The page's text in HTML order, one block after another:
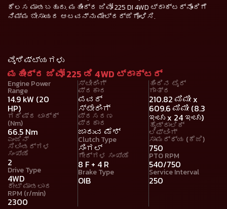
ಕೆಲಸ ಮಾಡಬಹುದು. ಮಹೀಂದ್ರ ಜಿವೋ 225 DI 4WD ಟ್ರಾಕ್ಟರ್‌ನೊಂದಿಗೆ
ನಿಮ್ಮ ಬೇಸಾಯದ ಆಟವನ್ನು ಮೇಲ್ದರ್ಜೆಗೊಳಿಸಿ.
ವೈಶಿಷ್ಟ್ಯಗಳು
ಮಹೀಂದ್ರ ಜಿವೋ 225 ಡಿ 4WD ಟ್ರಾಕ್ಟರ್
Engine Power
Range
14.9 kW (20
HP)
ಗರಿಷ್ಠ ಟಾರ್ಕ್
(Nm)
66.5 Nm
ಎಂಜಿನ್
ಸಿಲಿಂಡರ್ಗಳ
ಸಂಖ್ಯೆ
2
Drive Type
4WD
ರೇಟ್ ಮಾಡಲಾದ
RPM (r/min)
2300
ಸ್ಟೀರಿಂಗ್
ಪ್ರಕಾರ
ಪವರ್
ಸ್ಟೇರಿಂಗ್
ಪ್ರಸರಣ
ಪ್ರಕಾರ
ಜಾರುವ ಮೆಶ್
Clutch Type
ಸಿಂಗಲ್
ಗೇರ್‌ಗಳ ಸಂಖ್ಯೆ
8 F + 4 R
Brake Type
OIB
ಹಿಂದಿನ ಟೈರ್
ಗಾತ್ರ
210.82 ಮಿಮೀ x
609.6 ಮಿಮೀ (8.3
ಇಂಚು x 24 ಇಂಚು)
ಹೈಡ್ರಾಲಿಕ್
ಲಿಫ್ಟಿಂಗ್
ಸಾಮರ್ಥ್ಯ (ಕೆಜಿ)
750
PTO RPM
540/750
Service Interval
250